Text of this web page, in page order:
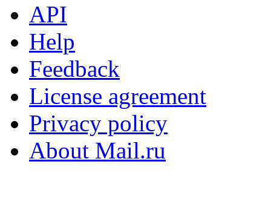
API
Help
Feedback
License agreement
Privacy policy
About Mail.ru